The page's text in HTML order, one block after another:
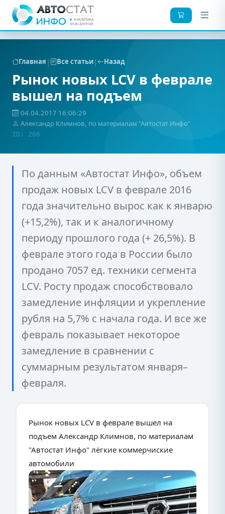
Главная | Все статьи| Назад
Рынок новых LCV в феврале
вышел на подъем
04.04.2017 16:06:29
Александр Климнов, по материалам "Автостат Инфо"
ID: 266
По данным «Автостат Инфо», объем
продаж новых LCV в феврале 2016
года значительно вырос как к январю
(+15,2%), так и к аналогичному
периоду прошлого года (+ 26,5%). В
феврале этого года в России было
продано 7057 ед. техники сегмента
LCV. Росту продаж способствовало
замедление инфляции и укрепление
рубля на 5,7% с начала года. И все же
февраль показывает некоторое
замедление в сравнении с
суммарным результатом января–
февраля.
Рынок новых LCV в феврале вышел на
подъем Александр Климнов, по материалам
"Автостат Инфо" лёгкие коммерчиские
автомобили